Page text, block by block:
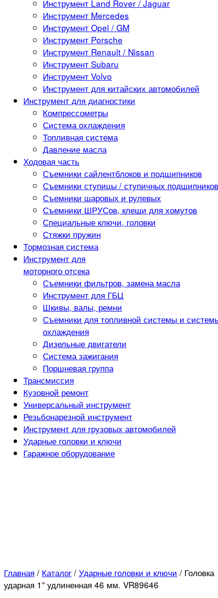
Инструмент Land Rover / Jaguar
Инструмент Mercedes
Инструмент Opel / GM
Инструмент Porsche
Инструмент Renault / Nissan
Инструмент Subaru
Инструмент Volvo
Инструмент для китайских автомобилей
Инструмент для диагностики
Компрессометры
Система охлаждения
Топливная система
Давление масла
Ходовая часть
Съемники сайлентблоков и подшипников
Съемники ступицы / ступичных подшипников
Съемники шаровых и рулевых
Съемники ШРУСов, клещи для хомутов
Специальные ключи, головки
Стяжки пружин
Тормозная система
Инструмент для
моторного отсека
Съемники фильтров, замена масла
Инструмент для ГБЦ
Шкивы, валы, ремни
Съемники для топливной системы и
охлаждения
Дизельные двигатели
Система зажигания
Поршневая группа
Трансмиссия
Кузовной ремонт
Универсальный инструмент
Резьбонарезной инструмент
Инструмент для грузовых автомобилей
Ударные головки и ключи
Гаражное оборудование
Главная / Каталог / Ударные головки и ключи / Головка
ударная 1″ удлиненная 46 мм. VR89646